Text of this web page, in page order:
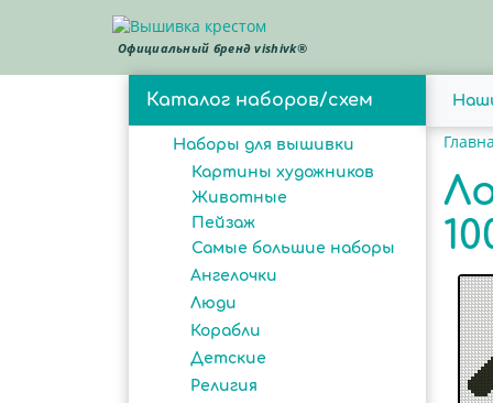
Официальный бренд vishivk®
Каталог наборов/схем
Наборы для вышивки
Картины художников
Животные
Пейзаж
Самые большие наборы
Ангелочки
Люди
Корабли
Детские
Религия